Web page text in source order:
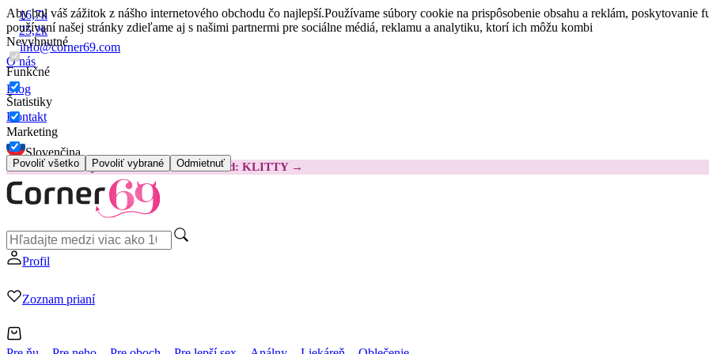
Aby bol váš zážitok z nášho internetového obchodu čo najlepší.Používame súbory cookie na prispôsobenie obsahu a reklám,
používaní našej stránky zdieľame aj s našimi partnermi pre sociálne médiá, reklamu a analytiku, ktorí ich môžu kombi
Nevyhnutné
Funkčné
Štatistiky
Marketing
Povoliť všetko Povoliť vybrané Odmietnuť
16,7k
25,2k
info@corner69.com
O nás
Blog
Kontakt
Slovenčina
😽Svakom Klitty: O 15 € LACNEJŠIEKód: KLITTY →
Profil
Zoznam prianí